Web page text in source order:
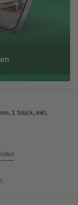
1 Stück, inkl.